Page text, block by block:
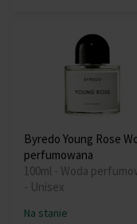
Byredo Young Rose
perfumowana
100ml - Woda
- Unisex
Na stanie